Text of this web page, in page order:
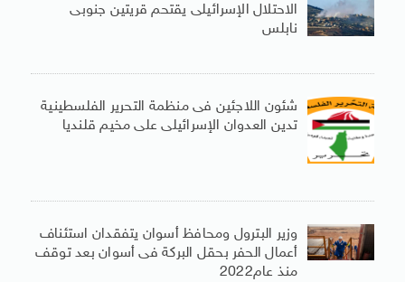
الاحتلال الإسرائيلى يقتحم قريتين جنوبى
نابلس
شئون اللاجئين فى منظمة التحرير الفلسطينية
تدين العدوان الإسرائيلى على مخيم قلنديا
وزير البترول ومحافظ أسوان يتفقدان استئناف
أعمال الحفر بحقل البركة فى أسوان بعد توقف
منذ عام2022